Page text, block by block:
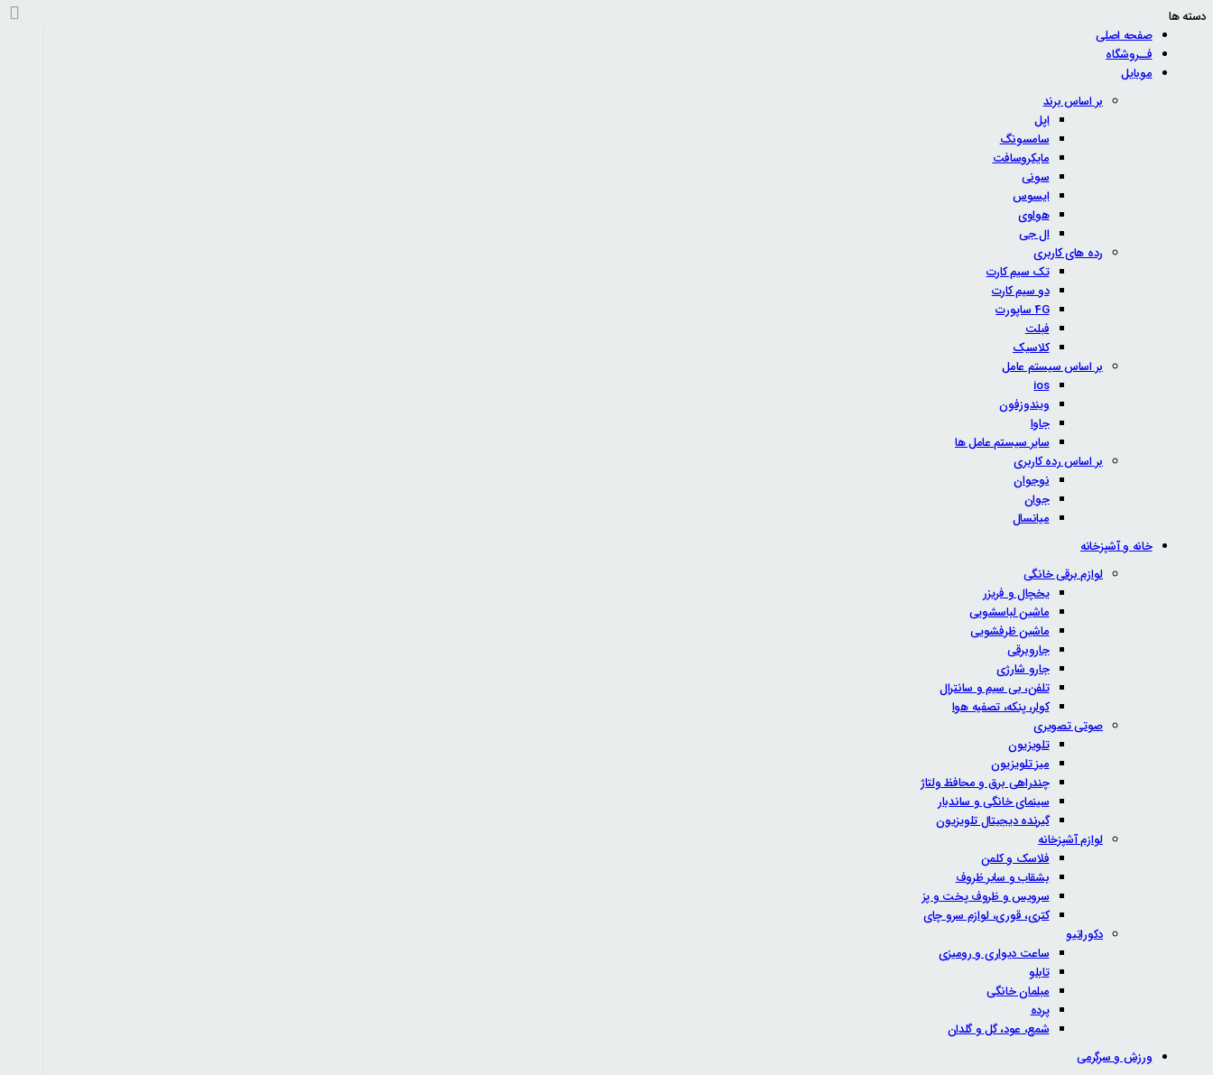
دسته ها
صفحه اصلی
فــروشگاه
موبایل
بر اساس برند
اپل
سامسونگ
مایکروسافت
سونی
ایسوس
هواوی
ال جی
رده های کاربری
تک سیم کارت
دو سیم کارت
4G ساپورت
فبلت
کلاسیک
بر اساس سیستم عامل
ios
ویندوزفون
جاوا
سایر سیستم عامل ها
بر اساس رده کاربری
نوجوان
جوان
میانسال
خانه و آشپزخانه
لوازم برقی خانگی
یخچال و فریزر
ماشین لباسشویی
ماشین ظرفشویی
جاروبرقی
جارو شارژی
تلفن، بی سیم و سانترال
کولر، پنکه، تصفیه هوا
صوتی تصویری
تلویزیون
میز تلویزیون
چندراهی برق و محافظ ولتاژ
سینمای خانگی و ساندبار
گیرنده دیجیتال تلویزیون
لوازم آشپزخانه
فلاسک و کلمن
بشقاب و سایر ظروف
سرویس و ظروف پخت و پز
کتری، قوری، لوازم سرو چای
دکوراتیو
ساعت دیواری و رومیزی
تابلو
مبلمان خانگی
پرده
شمع، عود، گل و گلدان
ورزش و سرگرمی